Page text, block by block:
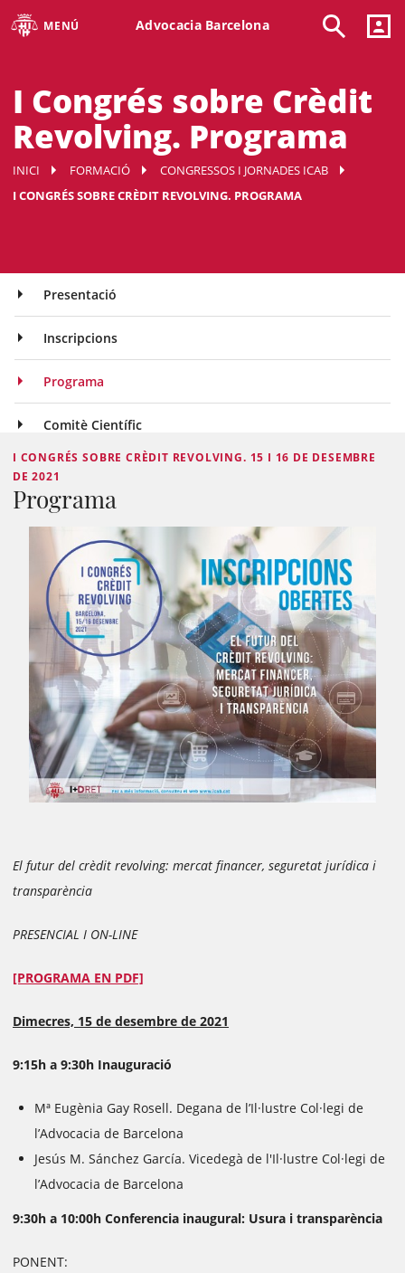
MENÚ Advocacia Barcelona
I Congrés sobre Crèdit
Revolving. Programa
INICI FORMACIÓ
CONGRESSOS I JORNADES ICAB
I CONGRÉS SOBRE CRÈDIT REVOLVING. PROGRAMA
Presentació
Inscripcions
Programa
Comitè Científic
I CONGRÉS SOBRE CRÈDIT REVOLVING. 15 I 16 DE DESEMBRE
DE 2021
Programa
El futur del crèdit revolving: mercat financer, seguretat jurídica i
transparència
PRESENCIAL I ON-LINE
[PROGRAMA EN PDF]
Dimecres, 15 de desembre de 2021
9:15h a 9:30h Inauguració
Mª Eugènia Gay Rosell. Degana de l’Il·lustre Col·legi de
l’Advocacia de Barcelona
Jesús M. Sánchez García. Vicedegà de l'Il·lustre Col·legi de
l’Advocacia de Barcelona
9:30h a 10:00h Conferencia inaugural: Usura i transparència
PONENT: